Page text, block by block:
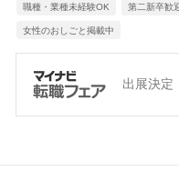
職種・業種未経験OK 第二新卒歓
女性のおしごと掲載中
出展決定